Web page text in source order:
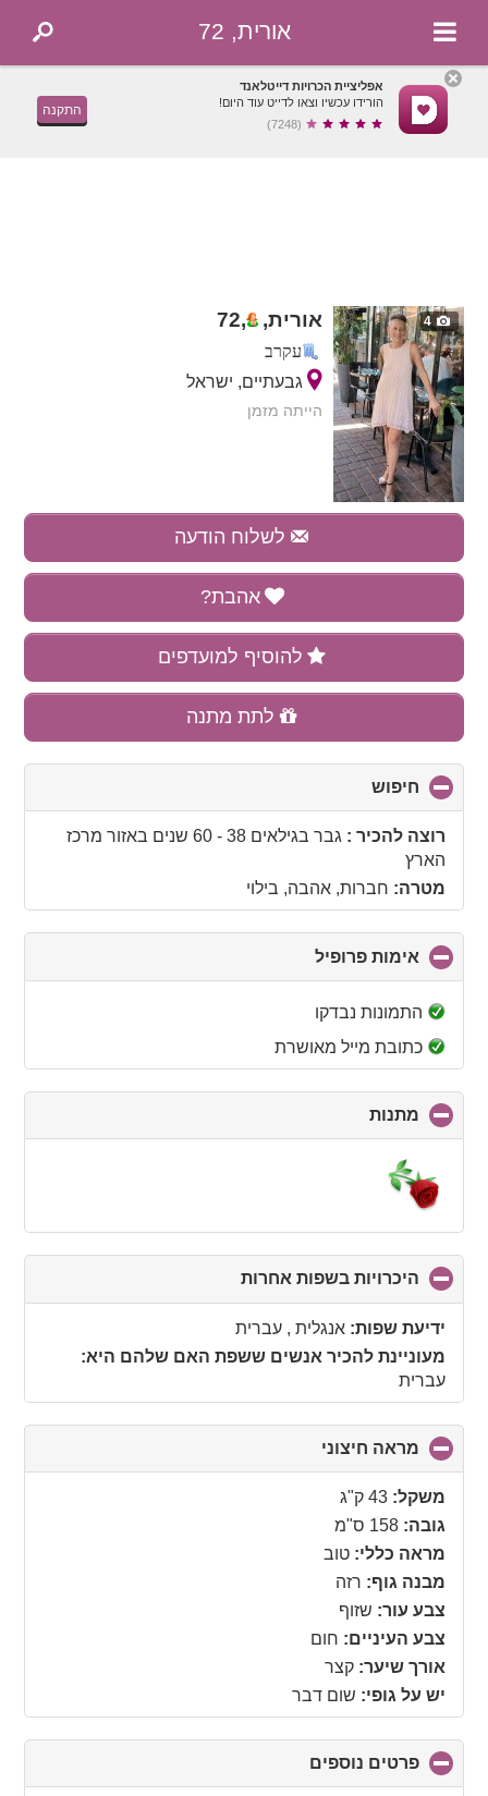
אורית, 72
אפליציית הכרויות דייטלאנד
הורידו עכשיו וצאו לדייט עוד היום!
(7248)
התקנה
4 אורית, ,
72
עקרב
גבעתיים, ישראל
הייתה מזמן
לשלוח הודעה
אהבת?
להוסיף למועדפים
לתת מתנה
חיפוש
to
collapseרוצה להכיר : גבר בגילאים 38 - 60 שנים באזור מרכז
הארץ
מטרה: חברות, אהבה, בילוי
אימות פרופיל
to
התמונות נבדקו
כתובת מייל מאושרת
מתנות
to
היכרויות בשפות אחרות
to
collapse
ידיעת שפות: אנגלית , עברית
מעוניינת להכיר אנשים ששפת האם שלהם היא:
עברית
מראה חיצוני
to
משקל: 43 ק"ג
גובה: 158 ס"מ
מראה כללי: טוב
מבנה גוף: רזה
צבע עור: שזוף
צבע העיניים: חום
אורך שיער: קצר
יש על גופי: שום דבר
פרטים נוספים
to